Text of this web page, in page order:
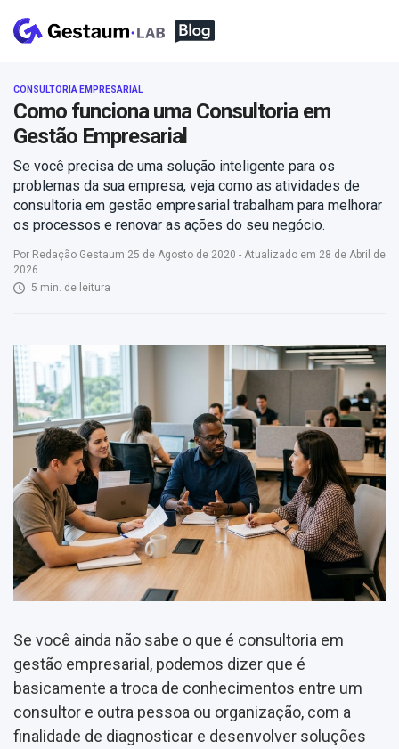
CONSULTORIA EMPRESARIAL
Como funciona uma Consultoria em
Gestão Empresarial
Se você precisa de uma solução inteligente para os
problemas da sua empresa, veja como as atividades de
consultoria em gestão empresarial trabalham para melhorar
os processos e renovar as ações do seu negócio.
Por Redação Gestaum 25 de Agosto de 2020 - Atualizado em 28 de Abril de
2026
5 min. de leitura
Se você ainda não sabe o que é consultoria em
gestão empresarial, podemos dizer que é
basicamente a troca de conhecimentos entre um
consultor e outra pessoa ou organização, com a
finalidade de diagnosticar e desenvolver soluções